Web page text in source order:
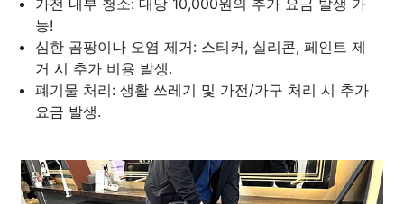
가전 내부 청소: 대당 10,000원의 추가 요금 발생 가
능!
심한 곰팡이나 오염 제거: 스티커, 실리콘, 페인트 제
거 시 추가 비용 발생.
폐기물 처리: 생활 쓰레기 및 가전/가구 처리 시 추가
요금 발생.